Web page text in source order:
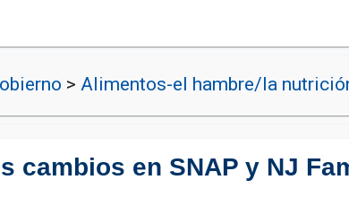
> Alimentos-el hambre/la
cambios en SNAP y NJ